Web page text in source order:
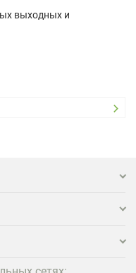
выходных и